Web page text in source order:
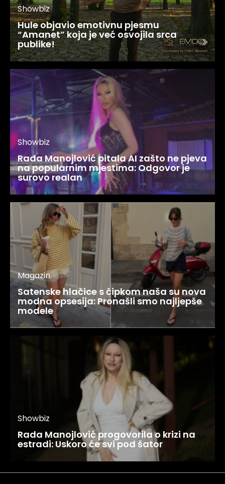
Showbiz
Hule objavio emotivnu pjesmu
“Amanet” koja je već osvojila srca
publike!
Showbiz
Rada Manojlović pitala AI zašto ne pjeva
na popularnim mjestima: Odgovor je
surovo realan
Magazin
Satenske hlačice s čipkom naša su nova
modna opsesija: Pronašli smo najljepše
modele
Showbiz
Rada Manojlović progovorila o krizi na
estradi: Uskoro će svi pod šator